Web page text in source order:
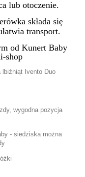
lub otoczenie.
składa się
transport.
wygodna pozycja